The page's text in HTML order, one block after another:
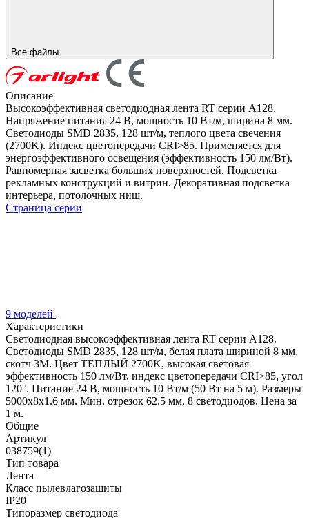
Все файлы
Описание
Высокоэффективная светодиодная лента RT серии A128.
Напряжение питания 24 В, мощность 10 Вт/м, ширина 8 мм.
Светодиоды SMD 2835, 128 шт/м, теплого цвета свечения
(2700K). Индекс цветопередачи CRI>85. Применяется для
энергоэффективного освещения (эффективность 150 лм/Вт).
Равномерная засветка больших поверхностей. Подсветка
рекламных конструкций и витрин. Декоративная подсветка
интерьера, потолочных ниш.
Страница серии
9 моделей
Характеристики
Светодиодная высокоэффективная лента RT серии A128.
Светодиоды SMD 2835, 128 шт/м, белая плата шириной 8 мм,
скотч 3M. Цвет ТЕПЛЫЙ 2700K, высокая световая
эффективность 150 лм/Вт, индекс цветопередачи CRI>85, угол
120°. Питание 24 В, мощность 10 Вт/м (50 Вт на 5 м). Размеры
5000x8x1.6 мм. Мин. отрезок 62.5 мм, 8 светодиодов. Цена за
1 м.
Общие
Артикул
038759(1)
Тип товара
Лента
Класс пылевлагозащиты
IP20
Типоразмер светодиода